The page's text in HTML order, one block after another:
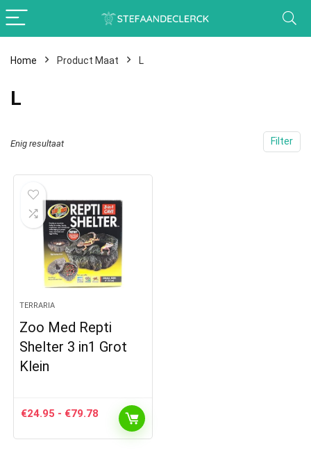
Home Product Maat L
L
Filter
Enig resultaat
TERRARIA
Zoo Med Repti
Shelter 3 in1 Grot
Klein
€24.95 - €79.78 Prijsklasse:
€24.95
tot